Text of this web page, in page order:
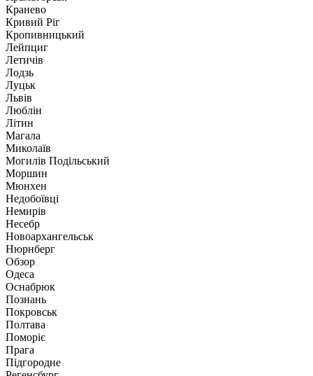
Кранево
Кривий Ріг
Кропивницький
Лейпциг
Летичів
Лодзь
Луцьк
Львів
Люблін
Літин
Магала
Миколаїв
Могилів Подільський
Моршин
Мюнхен
Недобоївці
Немирів
Несебр
Новоархангельськ
Нюрнберг
Обзор
Одеса
Оснабрюк
Познань
Покровськ
Полтава
Поморіє
Прага
Підгородне